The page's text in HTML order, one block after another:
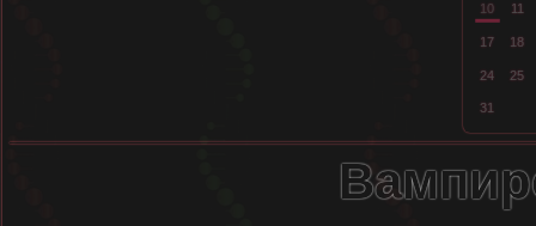
10 11
17 18
24 25
31